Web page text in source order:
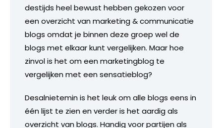
destijds heel bewust hebben gekozen voor
een overzicht van marketing & communicatie
blogs omdat je binnen deze groep wel de
blogs met elkaar kunt vergelijken. Maar hoe
zinvol is het om een marketingblog te
vergelijken met een sensatieblog?
Desalnietemin is het leuk om alle blogs eens in
één lijst te zien en verder is het aardig als
overzicht van blogs. Handig voor partijen als